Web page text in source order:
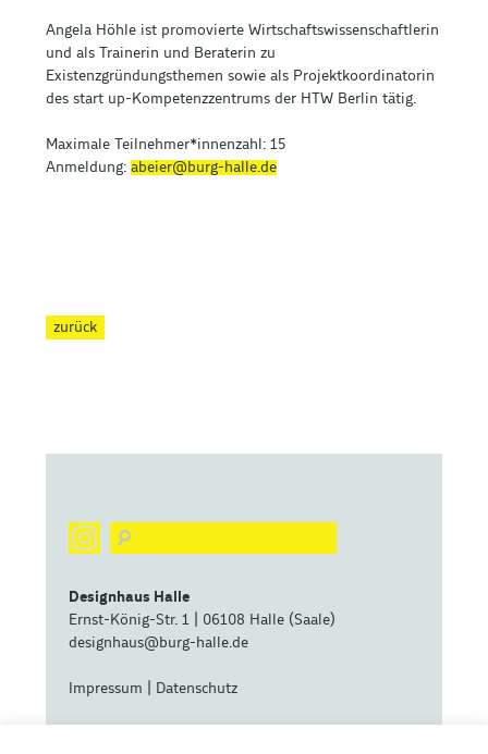
Angela Höhle ist promovierte Wirtschaftswissenschaftlerin
und als Trainerin und Beraterin zu
Existenzgründungsthemen sowie als Projektkoordinatorin
des start up-Kompetenzzentrums der HTW Berlin tätig.
Maximale Teilnehmer*innenzahl: 15
Anmeldung: abeier@burg-halle.de
zurück
Designhaus Halle
Ernst-König-Str. 1 | 06108 Halle (Saale)
designhaus@burg-halle.de
Impressum Datenschutz